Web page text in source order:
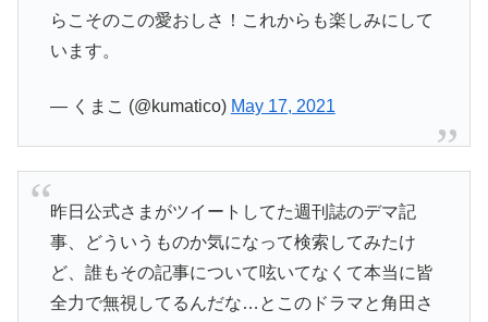
らこそのこの愛おしさ！これからも楽しみにして
います。
— くまこ (@kumatico) May 17, 2021
昨日公式さまがツイートしてた週刊誌のデマ記
事、どういうものか気になって検索してみたけ
ど、誰もその記事について呟いてなくて本当に皆
全力で無視してるんだな…とこのドラマと角田さ